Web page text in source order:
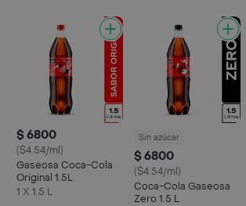
$ 6800
($4.54/ml)
Gaseosa Coca-Cola
Original 1.5L
1 X 1.5 L
Sin azúcar
$ 6800
($4.54/ml)
Coca-Cola Gaseosa
Zero 1.5 L